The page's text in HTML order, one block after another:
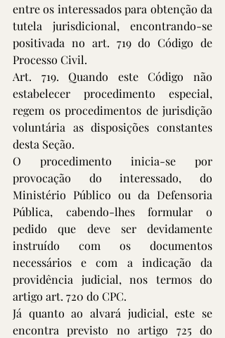
entre os interessados para obtenção da
tutela jurisdicional, encontrando-se
positivada no art. 719 do Código de
Processo Civil.
Art. 719. Quando este Código não
estabelecer procedimento especial,
regem os procedimentos de jurisdição
voluntária as disposições constantes
desta Seção.
O procedimento inicia-se por
provocação do interessado, do
Ministério Público ou da Defensoria
Pública, cabendo-lhes formular o
pedido que deve ser devidamente
instruído com os documentos
necessários e com a indicação da
providência judicial, nos termos do
artigo art. 720 do CPC.
Já quanto ao alvará judicial, este se
encontra previsto no artigo 725 do